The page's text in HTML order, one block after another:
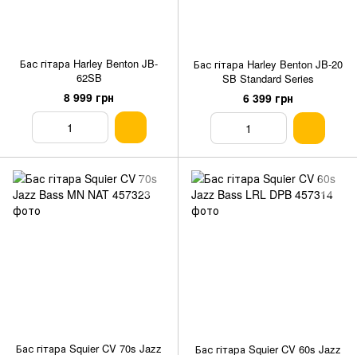
Бас гітара Harley Benton JB-
62SB
8 999 грн
Бас гітара Harley Benton JB-20
SB Standard Series
6 399 грн
Бас гітара Squier CV 70s Jazz
Бас гітара Squier CV 60s Jazz